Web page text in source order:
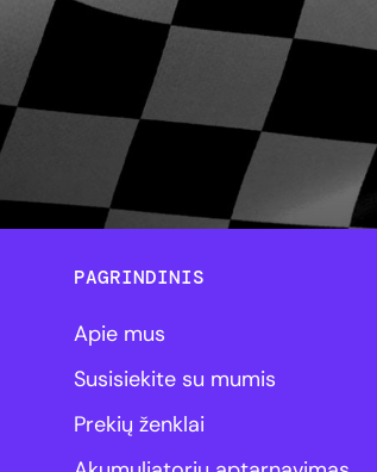
PAGRINDINIS
Apie mus
Susisiekite su mumis
Prekių ženklai